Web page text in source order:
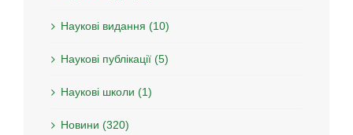
Наукові видання (10)
Наукові публікації (5)
Наукові школи (1)
Новини (320)